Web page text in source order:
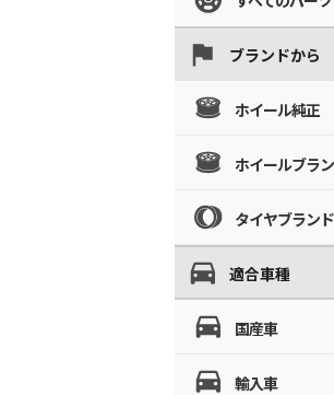
ブランドから
ホイール純正
ホイールブラ
タイヤブランド
適合車種
国産車
輸入車